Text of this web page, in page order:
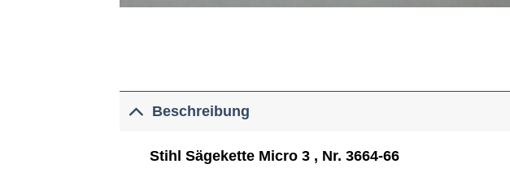
Beschreibung
Stihl Sägekette Micro 3 , Nr. 3664-66